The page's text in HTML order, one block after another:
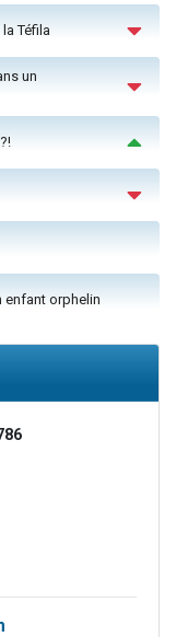
Téfila
un
enfant orphelin